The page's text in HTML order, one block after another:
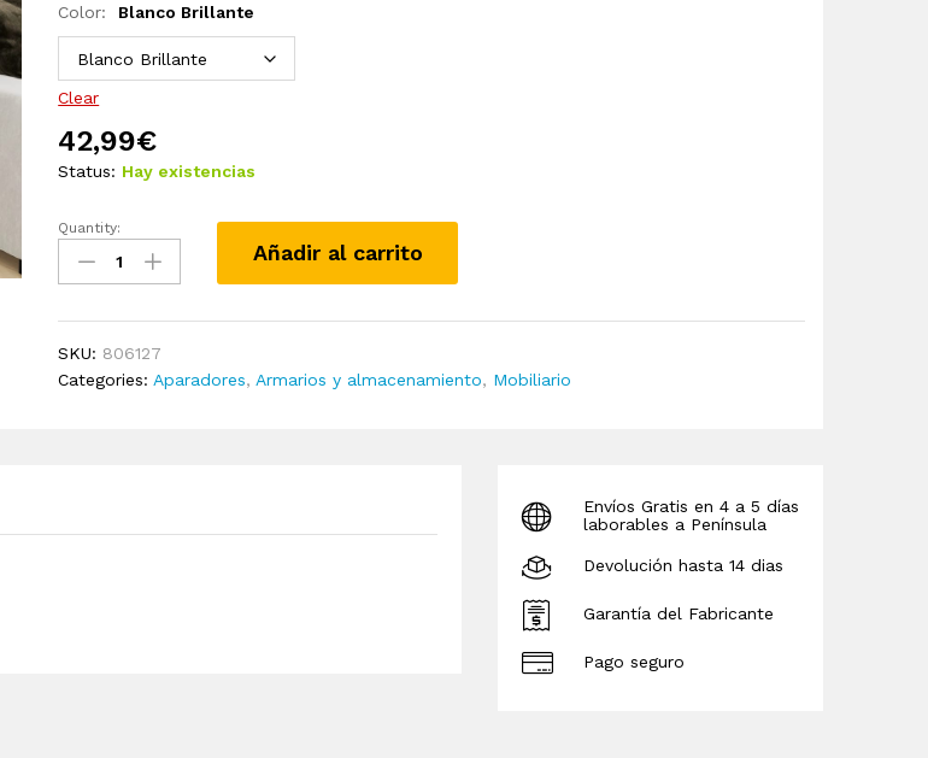
Color: Blanco Brillante
Clear
42,99€
Status: Hay existencias
Aparador
aglomerado
cm
quantity
Quantity:
Añadir al carrito
SKU: 806127
Categories: Aparadores, Armarios y almacenamiento, Mobiliario
Envíos Gratis en 4 a 5 días
laborables a Península
Devolución hasta 14 dias
Garantía del Fabricante
Pago seguro